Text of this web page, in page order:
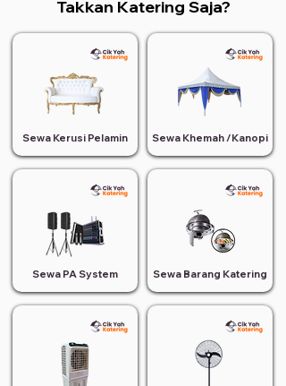
Takkan Katering Saja?
Sewa Kerusi Pelamin
Sewa PA System
Sewa Khemah /Kanopi
Sewa Barang Katering